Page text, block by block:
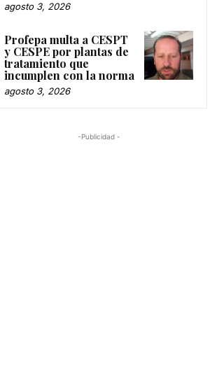
agosto 3, 2026
Profepa multa a CESPT
y CESPE por plantas de
tratamiento que
incumplen con la norma
agosto 3, 2026
-Publicidad -